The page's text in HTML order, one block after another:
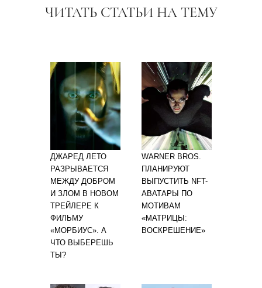
ЧИТАТЬ СТАТЬИ НА ТЕМУ
ДЖАРЕД ЛЕТО
РАЗРЫВАЕТСЯ
МЕЖДУ ДОБРОМ
И ЗЛОМ В НОВОМ
ТРЕЙЛЕРЕ К
ФИЛЬМУ
«МОРБИУС». А
ЧТО ВЫБЕРЕШЬ
ТЫ?
WARNER BROS.
ПЛАНИРУЮТ
ВЫПУСТИТЬ NFT-
АВАТАРЫ ПО
МОТИВАМ
«МАТРИЦЫ:
ВОСКРЕШЕНИЕ»